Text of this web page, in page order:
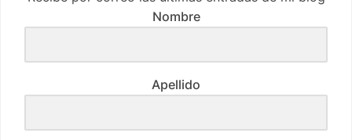
Nombre
Apellido